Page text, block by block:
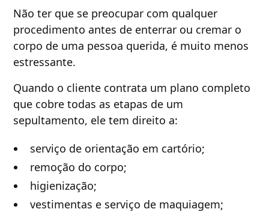
Não ter que se preocupar com qualquer
procedimento antes de enterrar ou cremar o
corpo de uma pessoa querida, é muito menos
estressante.
Quando o cliente contrata um plano completo
que cobre todas as etapas de um
sepultamento, ele tem direito a:
serviço de orientação em cartório;
remoção do corpo;
higienização;
vestimentas e serviço de maquiagem;